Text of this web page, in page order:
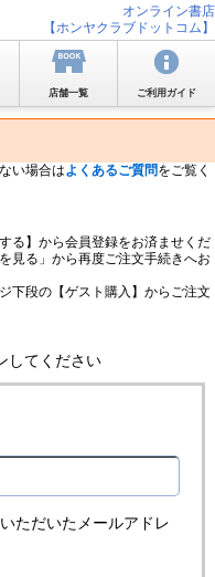
オンライン書店
【ホンヤクラブドットコム】
店舗一覧 ご利用ガイド
い場合はよくあるご質問をご覧く
る】から会員登録をお済ませくだ
見る」から再度ご注文手続きへお
下段の【ゲスト購入】からご注文
してください
ただいたメールアドレ